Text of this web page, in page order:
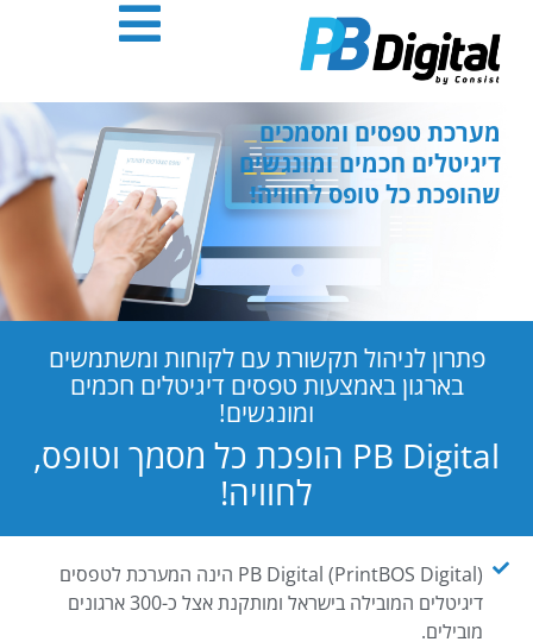
אנטר
מערכת טפסים ומסמכים
דיגיטלים חכמים ומונגשים
שהופכת כל טופס לחוויה!
פתרון לניהול תקשורת עם לקוחות ומשתמשים
בארגון באמצעות טפסים דיגיטלים חכמים
ומונגשים!
PB Digital הופכת כל מסמך וטופס,
לחוויה!
PB Digital (PrintBOS Digital) הינה המערכת לטפסים
דיגיטלים המובילה בישראל ומותקנת אצל כ-300 ארגונים
מובילים.